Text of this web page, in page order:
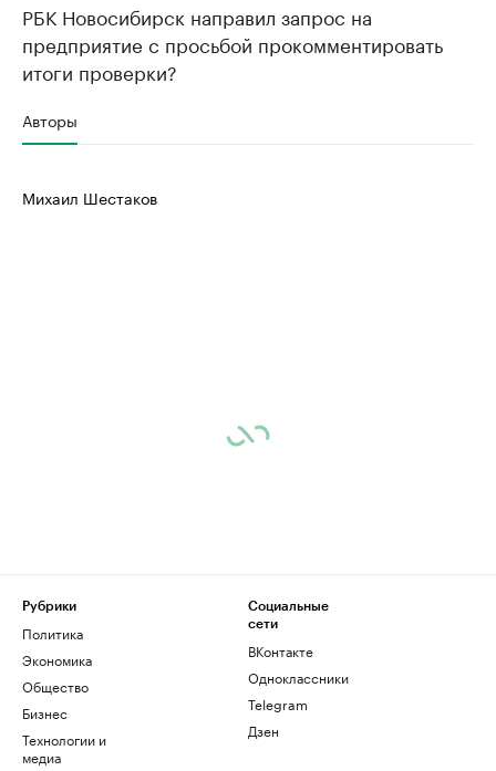
РБК Новосибирск направил запрос на
предприятие с просьбой прокомментировать
итоги проверки?
Авторы
Михаил Шестаков
Рубрики
Политика
Экономика
Общество
Бизнес
Технологии и
медиа
Социальные
сети
ВКонтакте
Одноклассники
Telegram
Дзен